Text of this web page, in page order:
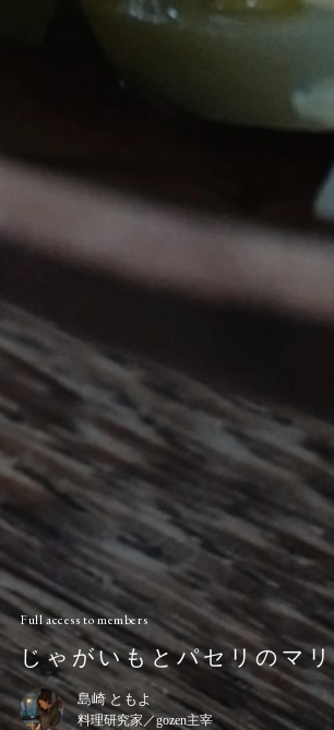
Full access to members
じゃがいもとパセリのマ
島崎 ともよ
料理研究家／gozen主宰